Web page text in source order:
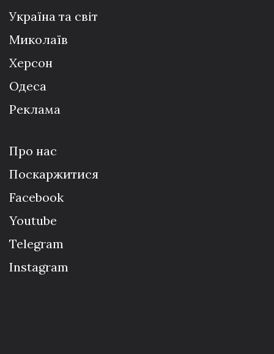
Україна та світ
Миколаїв
Херсон
Одеса
Реклама
Про нас
Поскаржитися
Facebook
Youtube
Telegram
Instagram